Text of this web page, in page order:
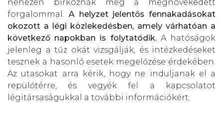
nehezen birkóznak meg a megnövekedett
forgalommal. A helyzet jelentős fennakadásokat
okozott a légi közlekedésben, amely várhatóan a
következő napokban is folytatódik.A hatóságok
jelenleg a tűz okát vizsgálják, és intézkedéseket
tesznek a hasonló esetek megelőzése érdekében.
Az utasokat arra kérik, hogy ne induljanak el a
repülőtérre, és vegyék fel a kapcsolatot
légitársaságukkal a további információkért.